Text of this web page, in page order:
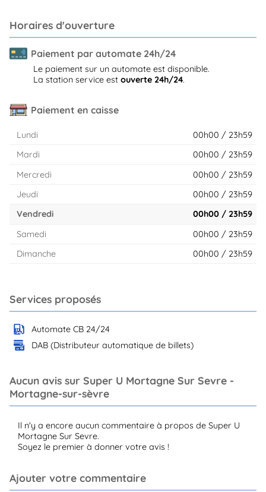
Horaires d'ouverture
Paiement par automate 24h/24
Le paiement sur un automate est disponible.
La station service est ouverte 24h/24.
Paiement en caisse
Lundi
00h00 / 23h59
Mardi
00h00 / 23h59
Mercredi
00h00 / 23h59
Jeudi
00h00 / 23h59
Vendredi
00h00 / 23h59
Samedi
00h00 / 23h59
Dimanche
00h00 / 23h59
Services proposés
Automate CB 24/24
DAB (Distributeur automatique de billets)
Aucun avis sur Super U Mortagne Sur Sevre -
Mortagne-sur-sèvre
Il n'y a encore aucun commentaire à propos de Super U
Mortagne Sur Sevre.
Soyez le premier à donner votre avis !
Ajouter votre commentaire